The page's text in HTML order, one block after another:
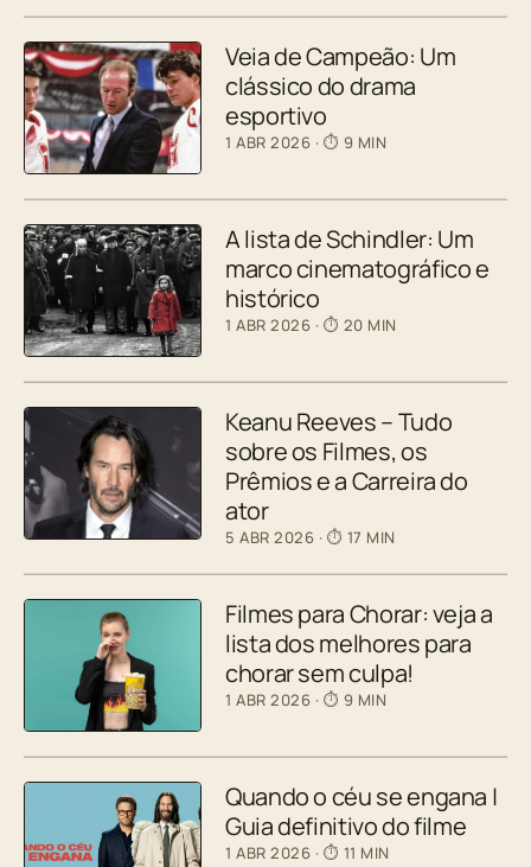
Veia de Campeão: Um
clássico do drama
esportivo
1 ABR 2026 · ⏱ 9 MIN
A lista de Schindler: Um
marco cinematográfico e
histórico
1 ABR 2026 · ⏱ 20 MIN
Keanu Reeves – Tudo
sobre os Filmes, os
Prêmios e a Carreira do
ator
5 ABR 2026 · ⏱ 17 MIN
Filmes para Chorar: veja a
lista dos melhores para
chorar sem culpa!
1 ABR 2026 · ⏱ 9 MIN
Quando o céu se engana |
Guia definitivo do filme
1 ABR 2026 · ⏱ 11 MIN